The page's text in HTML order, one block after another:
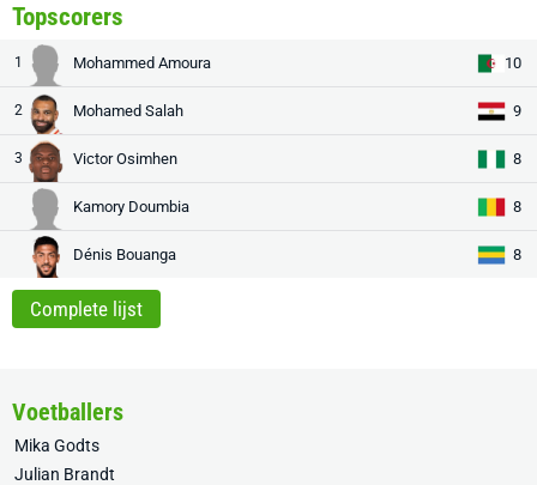
Topscorers
1 Mohammed Amoura 10
2 Mohamed Salah 9
3 Victor Osimhen 8
Kamory Doumbia 8
Dénis Bouanga 8
Complete lijst
Voetballers
Mika Godts
Julian Brandt